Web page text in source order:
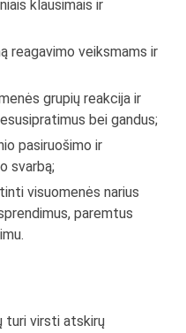
klausimais ir
reagavimo veiksmams ir
grupių reakcija ir
bei gandus;
pasiruošimo ir
svarbą;
visuomenės narius
paremtus
turi virsti atskirų